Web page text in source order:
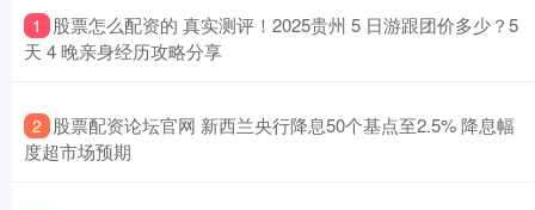
1
​股票怎么配资的 真实测评！2025贵州 5 日游跟团价多少？5
天 4 晚亲身经历攻略分享
2 ​股票配资论坛官网 新西兰央行降息50个基点至2.5% 降息幅
度超市场预期